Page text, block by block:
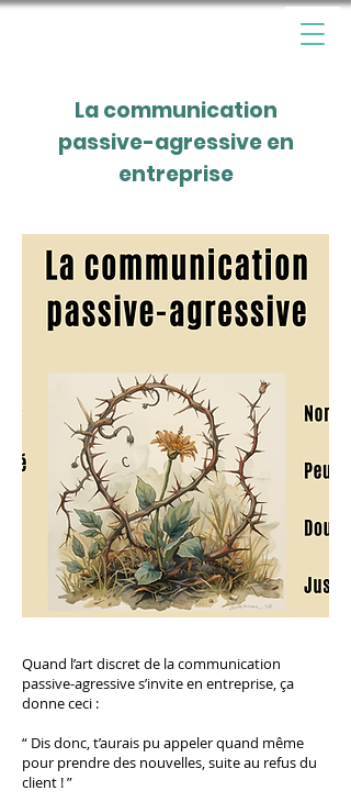
La communication
passive-agressive en
entreprise
Quand l’art discret de la communication
passive-agressive s’invite en entreprise, ça
donne ceci :
“ Dis donc, t’aurais pu appeler quand même
pour prendre des nouvelles, suite au refus du
client ! ”